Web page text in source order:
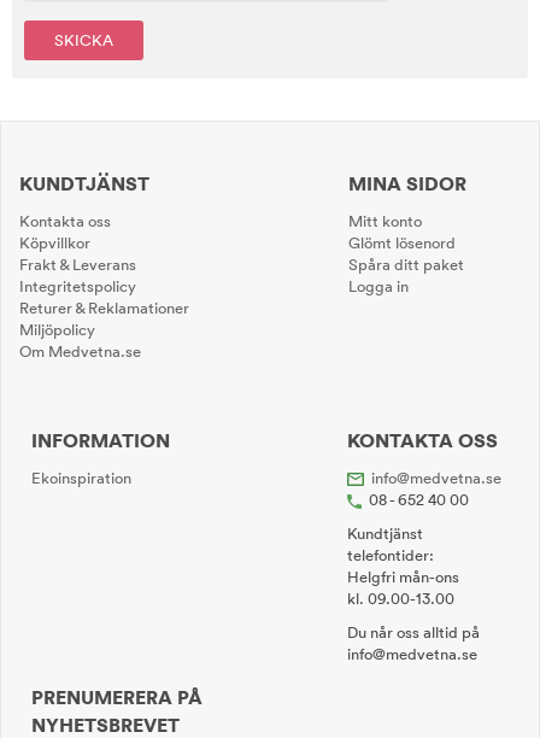
SKICKA
KUNDTJÄNST
Kontakta oss
Köpvillkor
Frakt & Leverans
Integritetspolicy
Returer & Reklamationer
Miljöpolicy
Om Medvetna.se
MINA SIDOR
Mitt konto
Glömt lösenord
Spåra ditt paket
Logga in
INFORMATION
Ekoinspiration
KONTAKTA OSS
info@medvetna.se
08 - 652 40 00
Kundtjänst
telefontider:
Helgfri mån-ons
kl. 09.00-13.00
Du når oss alltid på
info@medvetna.se
PRENUMERERA PÅ
NYHETSBREVET